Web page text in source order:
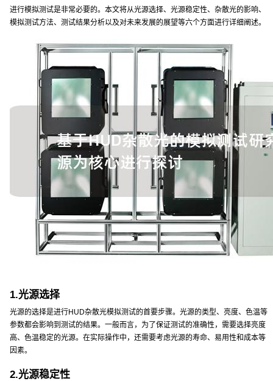
进行模拟测试是非常必要的。本文将从光源选择、光源稳定性、杂散光的影响、
模拟测试方法、测试结果分析以及对未来发展的展望等六个方面进行详细阐述。
1.光源选择
光源的选择是进行HUD杂散光模拟测试的首要步骤。光源的类型、亮度、色温等
参数都会影响到测试的结果。一般而言，为了保证测试的准确性，需要选择亮度
高、色温稳定的光源。在实际操作中，还需要考虑光源的寿命、易用性和成本等
因素。
2.光源稳定性